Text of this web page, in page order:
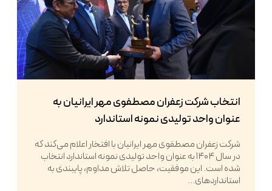
انتخاب شرکت زعفران مصطفوی مهر ایرانیان به
عنوان واحد تولیدی نمونه استاندارد
شرکت زعفران مصطفوی مهر ایرانیان با افتخار اعلام می‌کند که
در سال ۱۴۰۴ به عنوان واحد تولیدی نمونه استاندارد انتخاب
شده است. این موفقیت، حاصل تلاش مداوم، پایبندی به
استانداردهای...